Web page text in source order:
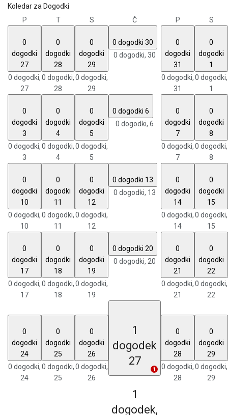
Koledar za Dogodki
P
T S Č P S
0
dogodki
27
0 dogodki,
27
0
dogodki
28
0 dogodki,
28
0
dogodki
29
0 dogodki,
29
0 dogodki 30
0 dogodki, 30
0
dogodki
31
0 dogodki,
31
0
dogodki
1
0 dogodki,
1
0
dogodki
3
0 dogodki,
3
0
dogodki
4
0 dogodki,
4
0
dogodki
5
0 dogodki,
5
0 dogodki 6
0 dogodki, 6
0
dogodki
7
0 dogodki,
7
0
dogodki
8
0 dogodki,
8
0
dogodki
10
0 dogodki,
10
0
dogodki
11
0 dogodki,
11
0
dogodki
12
0 dogodki,
12
0 dogodki 13
0 dogodki, 13
0
dogodki
14
0 dogodki,
14
0
dogodki
15
0 dogodki,
15
0
dogodki
17
0 dogodki,
17
0
dogodki
18
0 dogodki,
18
0
dogodki
19
0 dogodki,
19
0 dogodki 20
0 dogodki, 20
0
dogodki
21
0 dogodki,
21
0
dogodki
22
0 dogodki,
22
0
dogodki
24
0 dogodki,
24
0
dogodki
25
0 dogodki,
25
0
dogodki
26
0 dogodki,
26
1
dogodek
27
1
1
dogodek,
0
dogodki
28
0 dogodki,
28
0
dogodki
29
0 dogodki,
29